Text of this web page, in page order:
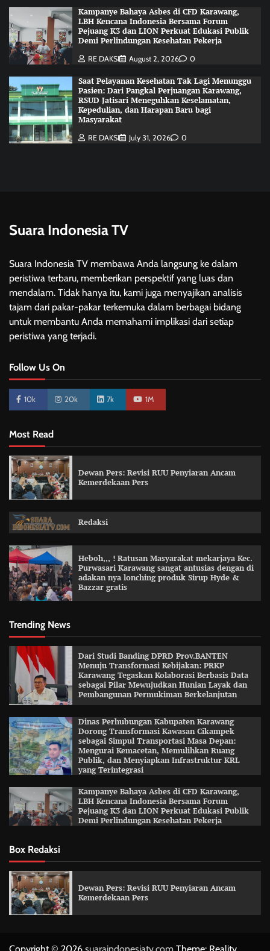
Kampanye Bahaya Asbes di CFD Karawang,
LBH Kencana Indonesia Bersama Forum
Pejuang K3 dan LION Perkuat Edukasi Publik
Demi Perlindungan Kesehatan Pekerja
RE DAKSI August 2, 2026 0
Saat Pelayanan Kesehatan Tak Lagi Menunggu
Pasien: Dari Pangkal Perjuangan Karawang,
RSUD Jatisari Meneguhkan Keselamatan,
Kepedulian, dan Harapan Baru bagi
Masyarakat
RE DAKSI July 31, 2026 0
Suara Indonesia TV
Suara Indonesia TV membawa Anda langsung ke dalam
peristiwa terbaru, memberikan perspektif yang luas dan
mendalam. Tidak hanya itu, kami juga menyajikan analisis
tajam dari pakar-pakar terkemuka dalam berbagai bidang
untuk membantu Anda memahami implikasi dari setiap
peristiwa yang terjadi.
Follow Us On
10k 20k 7k 1M
Most Read
Dewan Pers: Revisi RUU Penyiaran Ancam
Kemerdekaan Pers
Redaksi
Heboh,,, ! Ratusan Masyarakat mekarjaya Kec.
Purwasari Karawang sangat antusias dengan di
adakan nya lonching produk Sirup Hyde &
Bazzar gratis
Trending News
Dari Studi Banding DPRD Prov.BANTEN
Menuju Transformasi Kebijakan: PRKP
Karawang Tegaskan Kolaborasi Berbasis Data
sebagai Pilar Mewujudkan Hunian Layak dan
Pembangunan Permukiman Berkelanjutan
Dinas Perhubungan Kabupaten Karawang
Dorong Transformasi Kawasan Cikampek
sebagai Simpul Transportasi Masa Depan:
Mengurai Kemacetan, Memulihkan Ruang
Publik, dan Menyiapkan Infrastruktur KRL
yang Terintegrasi
Kampanye Bahaya Asbes di CFD Karawang,
LBH Kencana Indonesia Bersama Forum
Pejuang K3 dan LION Perkuat Edukasi Publik
Demi Perlindungan Kesehatan Pekerja
Box Redaksi
Dewan Pers: Revisi RUU Penyiaran Ancam
Kemerdekaan Pers